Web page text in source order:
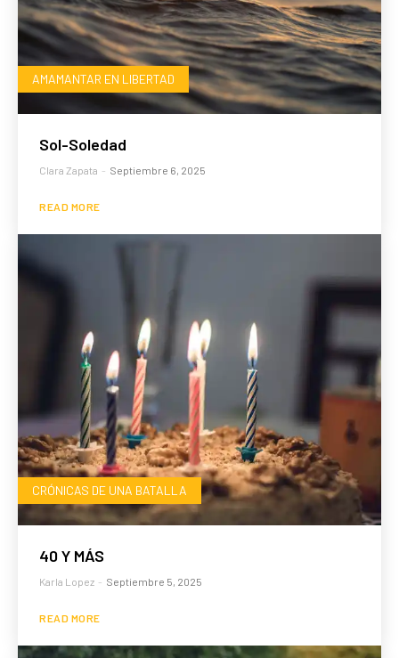
AMAMANTAR EN LIBERTAD
Sol-Soledad
Clara Zapata - Septiembre 6, 2025
READ MORE
CRÓNICAS DE UNA BATALLA
40 Y MÁS
Karla Lopez - Septiembre 5, 2025
READ MORE